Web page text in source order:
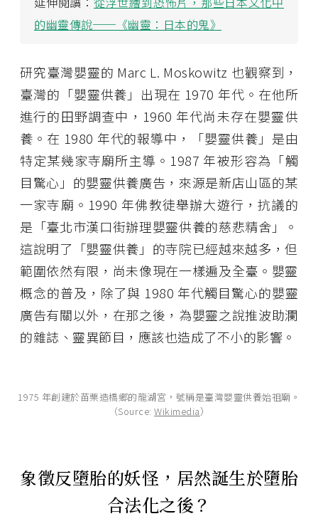
的幽靈傳說──《幽靈：日本的鬼》
研究臺灣嬰靈的 Marc L. Moskowitz 也觀察到，
臺灣的「嬰靈供養」出現在 1970 年代。在他所
進行的田野調查中，1960 年代尚未存在嬰靈供
養。在 1980 年代的報導中，「嬰靈供養」是由
特定某幾家寺廟所主導。1987 年被形容為「觸
目驚心」的嬰靈供養廣告，來源是新店山區的某
一家寺廟。1990 年佛教徒舉辦大遊行，抗議的
是「臺北市漢口街辦理嬰靈供養的慈悲精舍」。
這說明了「嬰靈供養」的寺院已經越來越多，但
範圍依然有限，尚未像現在一樣遍及全臺。嬰靈
概念的普及，除了與 1980 年代觸目驚心的嬰靈
廣告有關以外，在那之後，為嬰靈之說推波助瀾
的雜誌、靈異節目，應該也造成了不小的影響。
1975 年創建於苗栗造橋鄉的龍湖宮，號稱是臺灣嬰靈供養始祖廟。
（Source:Wikimedia）
象徵反墮胎的妖怪，居然誕生於墮胎
合法化之後？